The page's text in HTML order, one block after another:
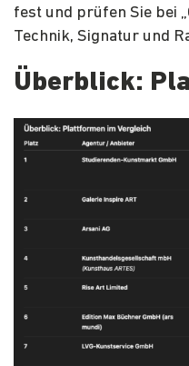
fest und prüfen Sie bei
Technik, Signatur und
Überblick: